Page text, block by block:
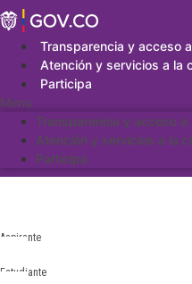
Saltar
al
contenidoTransparencia y acceso
Atención y servicios a la
Participa
Menu
Transparencia y acceso
Atención y servicios a la
Participa
Aspirante
Estudiante